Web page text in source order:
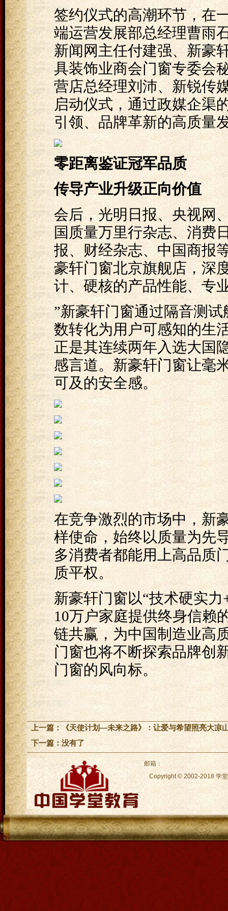
签约仪式的高潮环节，在
端运营发展部总经理曹雨
新闻网主任付建强、新豪
具装饰业商会门窗专委会
营店总经理刘沛、新锐传
启动仪式，通过政媒企渠
引领、品牌革新的高质量
零距离鉴证冠军品质
传导产业升级正向价值
会后，光明日报、央视网
国质量万里行杂志、消费
报、财经杂志、中国商报
豪轩门窗北京旗舰店，深
计、硬核的产品性能、专
”新豪轩门窗通过隔音测
数转化为用户可感知的生
正是其连续两年入选大国
感言道。新豪轩门窗让毫
可及的安全感。
在竞争激烈的市场中，新
样使命，始终以质量为先
多消费者都能用上高品质
质平权。
新豪轩门窗以“技术硬实
10万户家庭提供终身信赖
链共赢，为中国制造业高
门窗也将不断探索品牌创
门窗的风向标。
上一篇：
《天使计划—未来之路》：让爱与希望照亮大凉
下一篇：没有了
邮箱：
Copyright © 2002-2018 学